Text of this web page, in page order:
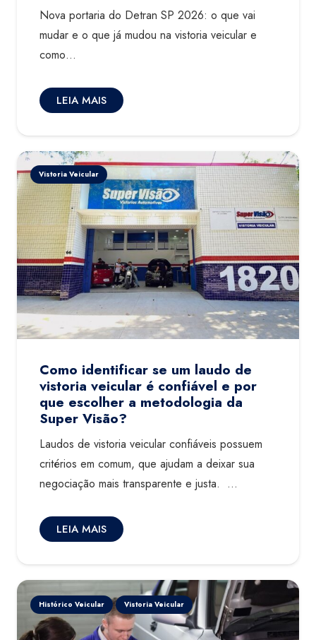
Nova portaria do Detran SP 2026: o que vai
mudar e o que já mudou na vistoria veicular e
como…
LEIA MAIS
Vistoria Veicular
Como identificar se um laudo de
vistoria veicular é confiável e por
que escolher a metodologia da
Super Visão?
Laudos de vistoria veicular confiáveis possuem
critérios em comum, que ajudam a deixar sua
negociação mais transparente e justa. …
LEIA MAIS
Histórico Veicular Vistoria Veicular